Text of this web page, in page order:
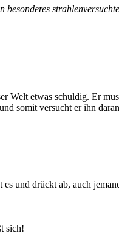
Welt etwas schuldig. Er
somit versucht er ihn
und drückt ab, auch
sich!